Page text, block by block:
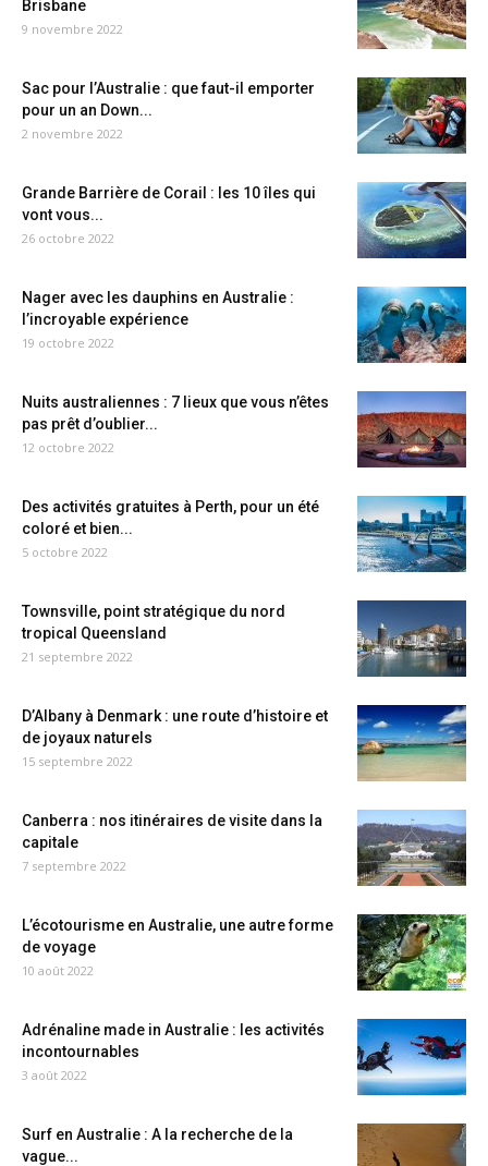
Brisbane
9 novembre 2022
Sac pour l’Australie : que faut-il emporter
pour un an Down...
2 novembre 2022
Grande Barrière de Corail : les 10 îles qui
vont vous...
26 octobre 2022
Nager avec les dauphins en Australie :
l’incroyable expérience
19 octobre 2022
Nuits australiennes : 7 lieux que vous n’êtes
pas prêt d’oublier...
12 octobre 2022
Des activités gratuites à Perth, pour un été
coloré et bien...
5 octobre 2022
Townsville, point stratégique du nord
tropical Queensland
21 septembre 2022
D’Albany à Denmark : une route d’histoire et
de joyaux naturels
15 septembre 2022
Canberra : nos itinéraires de visite dans la
capitale
7 septembre 2022
L’écotourisme en Australie, une autre forme
de voyage
10 août 2022
Adrénaline made in Australie : les activités
incontournables
3 août 2022
Surf en Australie : A la recherche de la
vague...